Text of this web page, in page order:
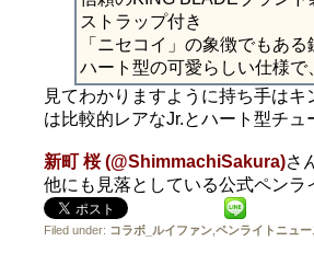
ストラップ付き
「ニセコイ」の象徴でもあ
ハート型の可愛らしい仕様
見てわかりますように持ち手は
は比較的レアなJr.とハート型チ
新町 桜 (@ShimmachiSakura)さ
他にも見落としている公式ペンラ
Filed under: コラボ_ルイファン ペンライトニュー